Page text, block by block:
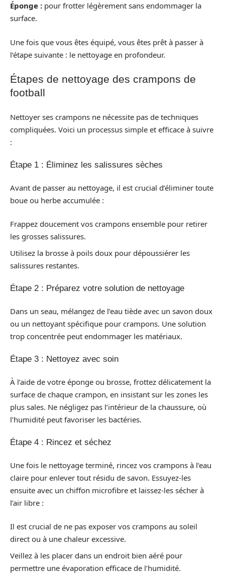
Éponge : pour frotter légèrement sans endommager la
surface.
Une fois que vous êtes équipé, vous êtes prêt à passer à
l’étape suivante : le nettoyage en profondeur.
Étapes de nettoyage des crampons de
football
Nettoyer ses crampons ne nécessite pas de techniques
compliquées. Voici un processus simple et efficace à suivre
:
Étape 1 : Éliminez les salissures sèches
Avant de passer au nettoyage, il est crucial d’éliminer toute
boue ou herbe accumulée :
Frappez doucement vos crampons ensemble pour retirer
les grosses salissures.
Utilisez la brosse à poils doux pour dépoussiérer les
salissures restantes.
Étape 2 : Préparez votre solution de nettoyage
Dans un seau, mélangez de l’eau tiède avec un savon doux
ou un nettoyant spécifique pour crampons. Une solution
trop concentrée peut endommager les matériaux.
Étape 3 : Nettoyez avec soin
À l’aide de votre éponge ou brosse, frottez délicatement la
surface de chaque crampon, en insistant sur les zones les
plus sales. Ne négligez pas l’intérieur de la chaussure, où
l’humidité peut favoriser les bactéries.
Étape 4 : Rincez et séchez
Une fois le nettoyage terminé, rincez vos crampons à l’eau
claire pour enlever tout résidu de savon. Essuyez-les
ensuite avec un chiffon microfibre et laissez-les sécher à
l’air libre :
Il est crucial de ne pas exposer vos crampons au soleil
direct ou à une chaleur excessive.
Veillez à les placer dans un endroit bien aéré pour
permettre une évaporation efficace de l’humidité.